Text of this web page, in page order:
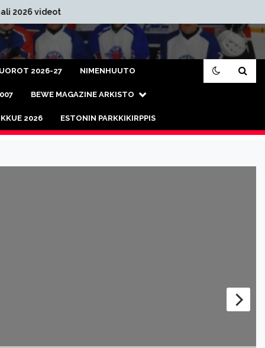
2026-27 NIMENHUUTO
BEWE MAGAZINE ARKISTO
2026 ESTONIN PARKKIKIRPPIS